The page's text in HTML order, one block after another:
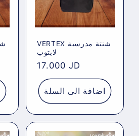
VERTEX شنتة مدرسية
لابتوب
Regular
price
17.000 JD
اضافة الى السلة